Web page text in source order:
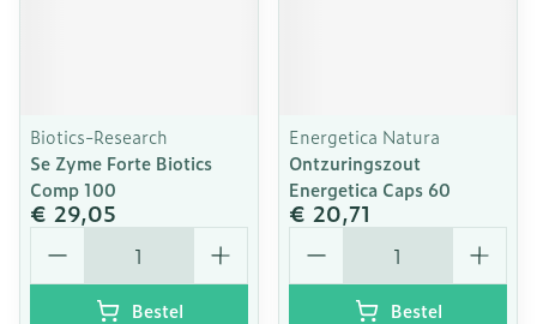
Biotics-Research
Se Zyme Forte Biotics
Comp 100
€ 29,05
Aantal
Bestel
Energetica Natura
Ontzuringszout
Energetica Caps 60
€ 20,71
Aantal
Bestel